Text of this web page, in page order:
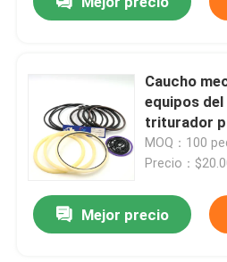
Caucho
equipos
triturador
MOQ：100
Precio：
Mejor precio